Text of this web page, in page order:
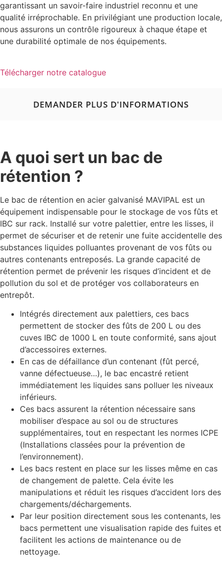
garantissant un savoir-faire industriel reconnu et une
qualité irréprochable. En privilégiant une production locale,
nous assurons un contrôle rigoureux à chaque étape et
une durabilité optimale de nos équipements.
Télécharger notre catalogue
DEMANDER PLUS D'INFORMATIONS
A quoi sert un bac de
rétention ?
Le bac de rétention en acier galvanisé MAVIPAL est un
équipement indispensable pour le stockage de vos fûts et
IBC sur rack. Installé sur votre palettier, entre les lisses, il
permet de sécuriser et de retenir une fuite accidentelle des
substances liquides polluantes provenant de vos fûts ou
autres contenants entreposés. La grande capacité de
rétention permet de prévenir les risques d’incident et de
pollution du sol et de protéger vos collaborateurs en
entrepôt.
Intégrés directement aux palettiers, ces bacs
permettent de stocker des fûts de 200 L ou des
cuves IBC de 1000 L en toute conformité, sans ajout
d’accessoires externes.
En cas de défaillance d’un contenant (fût percé,
vanne défectueuse…), le bac encastré retient
immédiatement les liquides sans polluer les niveaux
inférieurs.
Ces bacs assurent la rétention nécessaire sans
mobiliser d’espace au sol ou de structures
supplémentaires, tout en respectant les normes ICPE
(Installations classées pour la prévention de
l’environnement).
Les bacs restent en place sur les lisses même en cas
de changement de palette. Cela évite les
manipulations et réduit les risques d’accident lors des
chargements/déchargements.
Par leur position directement sous les contenants, les
bacs permettent une visualisation rapide des fuites et
facilitent les actions de maintenance ou de
nettoyage.